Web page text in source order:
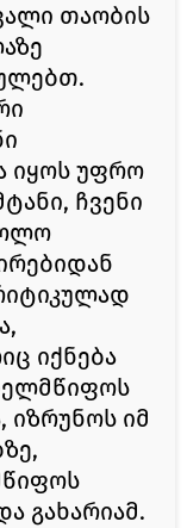
თაობის
იყოს უფრო
ჩვენი
იქნება
იმ
გახარიამ.